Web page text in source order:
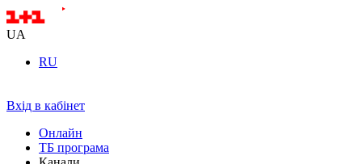
UA
RU
Вхід в кабінет
Онлайн
ТБ програма